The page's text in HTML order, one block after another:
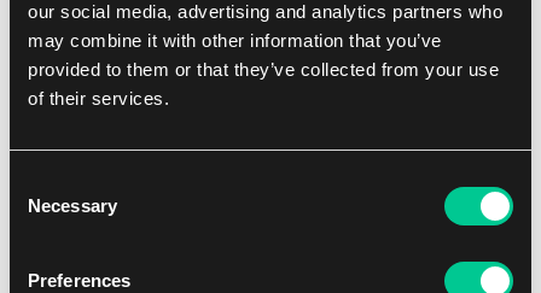
our social media, advertising and analytics partners who
may combine it with other information that you’ve
provided to them or that they’ve collected from your use
of their services.
Selection
Necessary
Preferences